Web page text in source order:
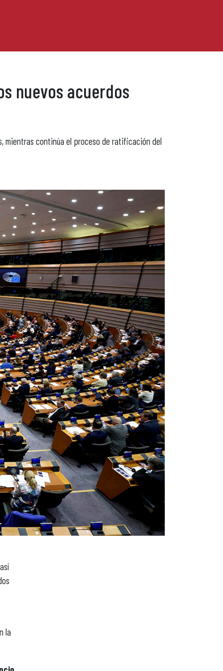
nuevos acuerdos
mientras continúa el proceso de ratificación del
así
la